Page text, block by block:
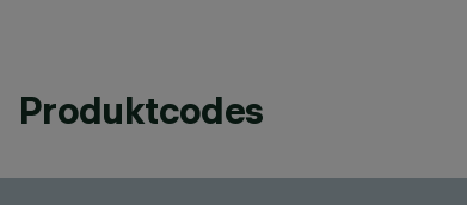
Produktcodes